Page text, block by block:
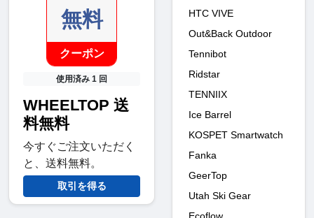
無料
クーポン
使用済み 1 回
WHEELTOP 送
料無料
今すぐご注文いただく
と、送料無料。
取引を得る
HTC VIVE
Out&Back Outdoor
Tennibot
Ridstar
TENNIIX
Ice Barrel
KOSPET Smartwatch
Fanka
GeerTop
Utah Ski Gear